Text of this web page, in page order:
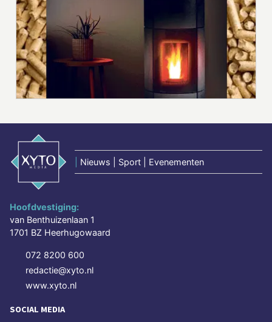
Nieuws | Sport | Evenementen
Hoofdvestiging:
van Benthuizenlaan 1
1701 BZ Heerhugowaard
072 8200 600
redactie@xyto.nl
www.xyto.nl
SOCIAL MEDIA